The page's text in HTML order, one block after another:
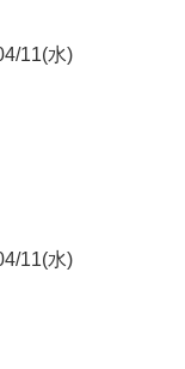
11(水)
11(水)